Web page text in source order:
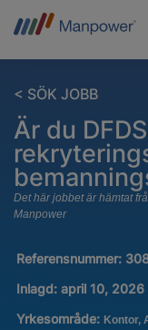
< SÖK JOBB
Är du
Det här jobbet är hämtat
Manpower
Referensnummer:
Inlagd: april 10, 2026
Yrkesområde: Kontor,